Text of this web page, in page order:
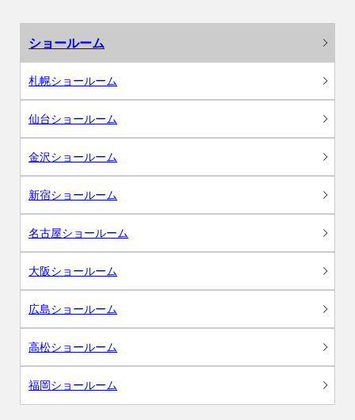
ショールーム
札幌ショールーム
仙台ショールーム
金沢ショールーム
新宿ショールーム
名古屋ショールーム
大阪ショールーム
広島ショールーム
高松ショールーム
福岡ショールーム